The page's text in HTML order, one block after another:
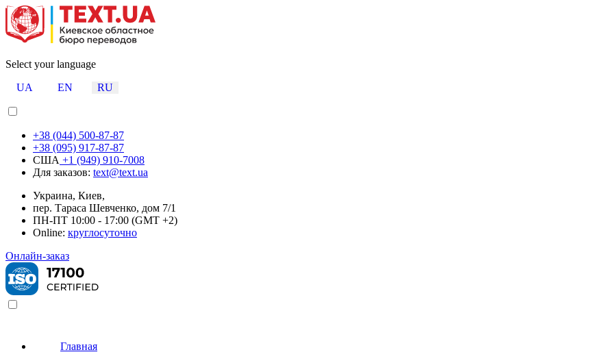
Select your language
UA
EN RU
+38 (044) 500-87-87
+38 (095) 917-87-87
США +1 (949) 910-7008
Для заказов: text@text.ua
Украина, Киев,
пер. Тараса Шевченко, дом 7/1
ПН-ПТ 10:00 - 17:00 (GMT +2)
Online: круглосуточно
Онлайн-заказ
Главная